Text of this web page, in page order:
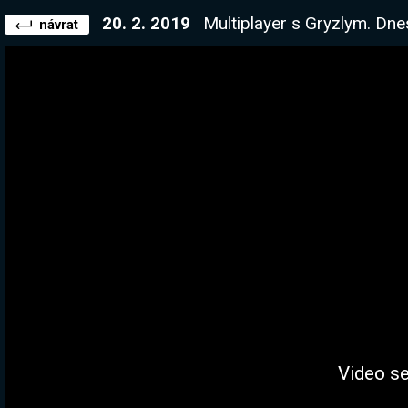
návrat 20. 2. 2019 Multiplayer s Gryzlym.
Video